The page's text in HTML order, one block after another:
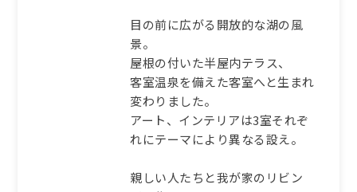
目の前に広がる開放的な湖の風
景。
屋根の付いた半屋内テラス、
客室温泉を備えた客室へと生まれ
変わりました。
アート、インテリアは3室それぞ
れにテーマにより異なる設え。
親しい人たちと我が家のリビン